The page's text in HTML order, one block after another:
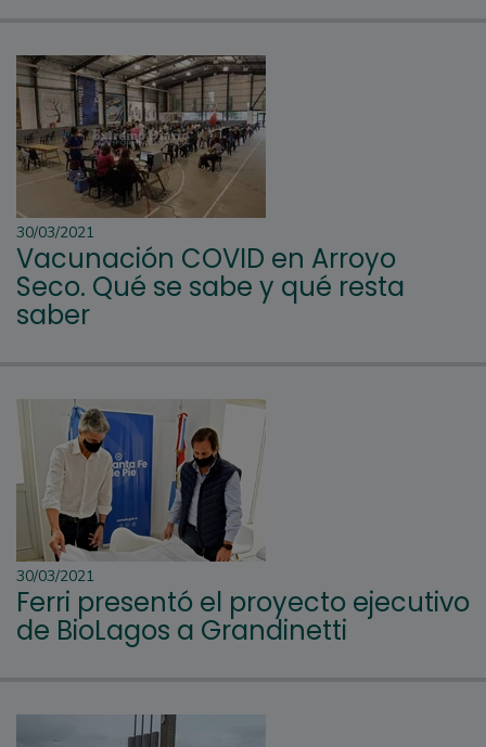
30/03/2021
Vacunación COVID en Arroyo
Seco. Qué se sabe y qué resta
saber
30/03/2021
Ferri presentó el proyecto ejecutivo
de BioLagos a Grandinetti